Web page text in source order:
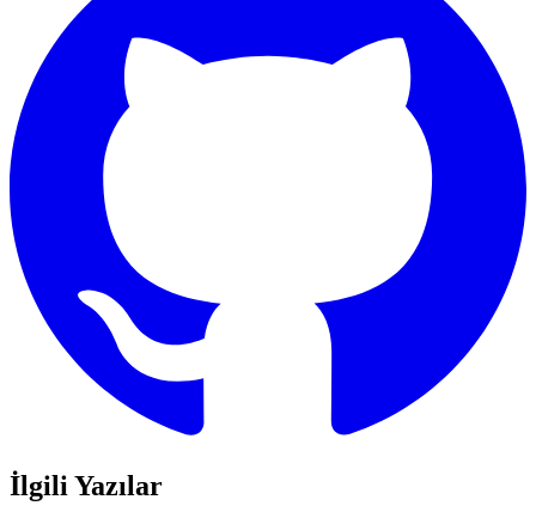
İlgili Yazılar